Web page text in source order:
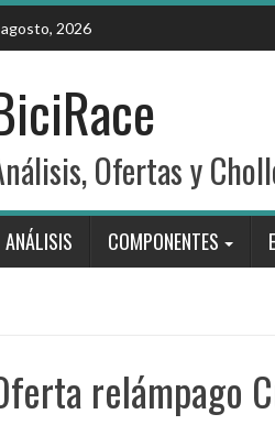
2026
Ofertas y
ANÁLISIS COMPONENTES
relámpago